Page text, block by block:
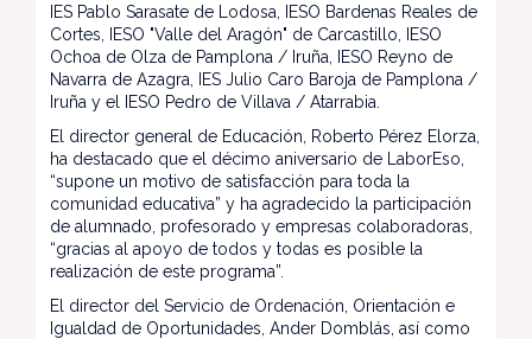
IES Pablo Sarasate de Lodosa, IESO Bardenas Reales de
Cortes, IESO "Valle del Aragón" de Carcastillo, IESO
Ochoa de Olza de Pamplona / Iruña, IESO Reyno de
Navarra de Azagra, IES Julio Caro Baroja de Pamplona /
Iruña y el IESO Pedro de Villava / Atarrabia.
El director general de Educación, Roberto Pérez Elorza,
ha destacado que el décimo aniversario de LaborEso,
“supone un motivo de satisfacción para toda la
comunidad educativa” y ha agradecido la participación
de alumnado, profesorado y empresas colaboradoras,
“gracias al apoyo de todos y todas es posible la
realización de este programa”.
El director del Servicio de Ordenación, Orientación e
Igualdad de Oportunidades, Ander Domblás, así como